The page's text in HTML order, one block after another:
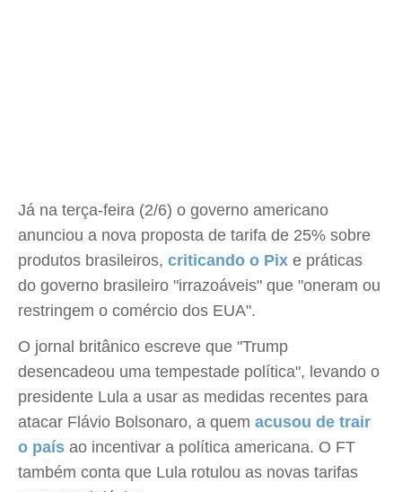
Já na terça-feira (2/6) o governo americano
anunciou a nova proposta de tarifa de 25% sobre
produtos brasileiros, criticando o Pix e práticas
do governo brasileiro "irrazoáveis" que "oneram ou
restringem o comércio dos EUA".
O jornal britânico escreve que "Trump
desencadeou uma tempestade política", levando o
presidente Lula a usar as medidas recentes para
atacar Flávio Bolsonaro, a quem acusou de trair
o país ao incentivar a política americana. O FT
também conta que Lula rotulou as novas tarifas